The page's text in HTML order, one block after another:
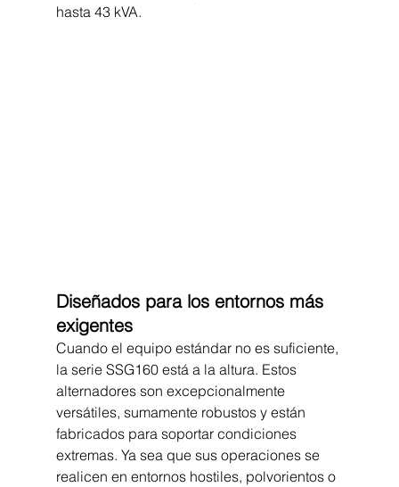
hasta 43 kVA.
Diseñados para los entornos más
exigentes
Cuando el equipo estándar no es suficiente,
la serie SSG160 está a la altura. Estos
alternadores son excepcionalmente
versátiles, sumamente robustos y están
fabricados para soportar condiciones
extremas. Ya sea que sus operaciones se
realicen en entornos hostiles, polvorientos o